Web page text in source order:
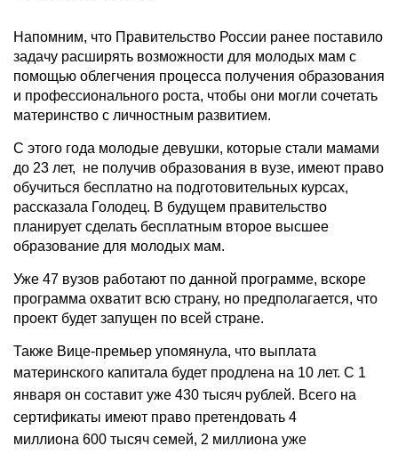
Напомним, что Правительство России ранее поставило
задачу расширять возможности для молодых мам с
помощью облегчения процесса получения образования
и профессионального роста, чтобы они могли сочетать
материнство с личностным развитием.
С этого года молодые девушки, которые стали мамами
до 23 лет, не получив образования в вузе, имеют право
обучиться бесплатно на подготовительных курсах,
рассказала Голодец. В будущем правительство
планирует сделать бесплатным второе высшее
образование для молодых мам.
Уже 47 вузов работают по данной программе, вскоре
программа охватит всю страну, но предполагается, что
проект будет запущен по всей стране.
Также Вице-премьер упомянула, что выплата
материнского капитала будет продлена на 10 лет. С 1
января он составит уже 430 тысяч рублей. Всего на
сертификаты имеют право претендовать 4
миллиона 600 тысяч семей, 2 миллиона уже